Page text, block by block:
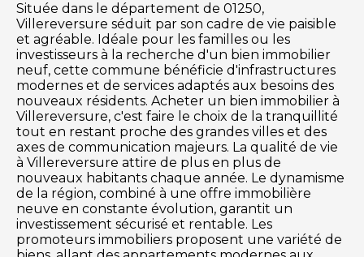
Située dans le département de 01250,
Villereversure séduit par son cadre de vie paisible
et agréable. Idéale pour les familles ou les
investisseurs à la recherche d'un bien immobilier
neuf, cette commune bénéficie d'infrastructures
modernes et de services adaptés aux besoins des
nouveaux résidents. Acheter un bien immobilier à
Villereversure, c'est faire le choix de la tranquillité
tout en restant proche des grandes villes et des
axes de communication majeurs. La qualité de vie
à Villereversure attire de plus en plus de
nouveaux habitants chaque année. Le dynamisme
de la région, combiné à une offre immobilière
neuve en constante évolution, garantit un
investissement sécurisé et rentable. Les
promoteurs immobiliers proposent une variété de